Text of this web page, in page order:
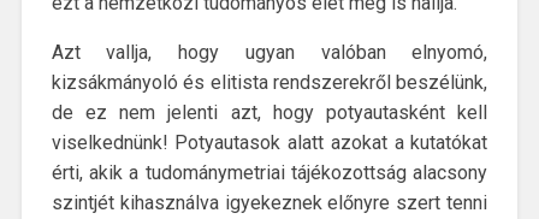
Azt vallja, hogy ugyan valóban elnyomó,
kizsákmányoló és elitista rendszerekről beszélünk,
de ez nem jelenti azt, hogy potyautasként kell
viselkednünk! Potyautasok alatt azokat a kutatókat
érti, akik a tudománymetriai tájékozottság alacsony
szintjét kihasználva igyekeznek előnyre szert tenni